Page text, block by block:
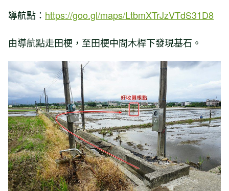
導航點： https://goo.gl/maps/LtbmXTrJzVTdS31D8
由導航點走田梗，至田梗中間木桿下發現基石。